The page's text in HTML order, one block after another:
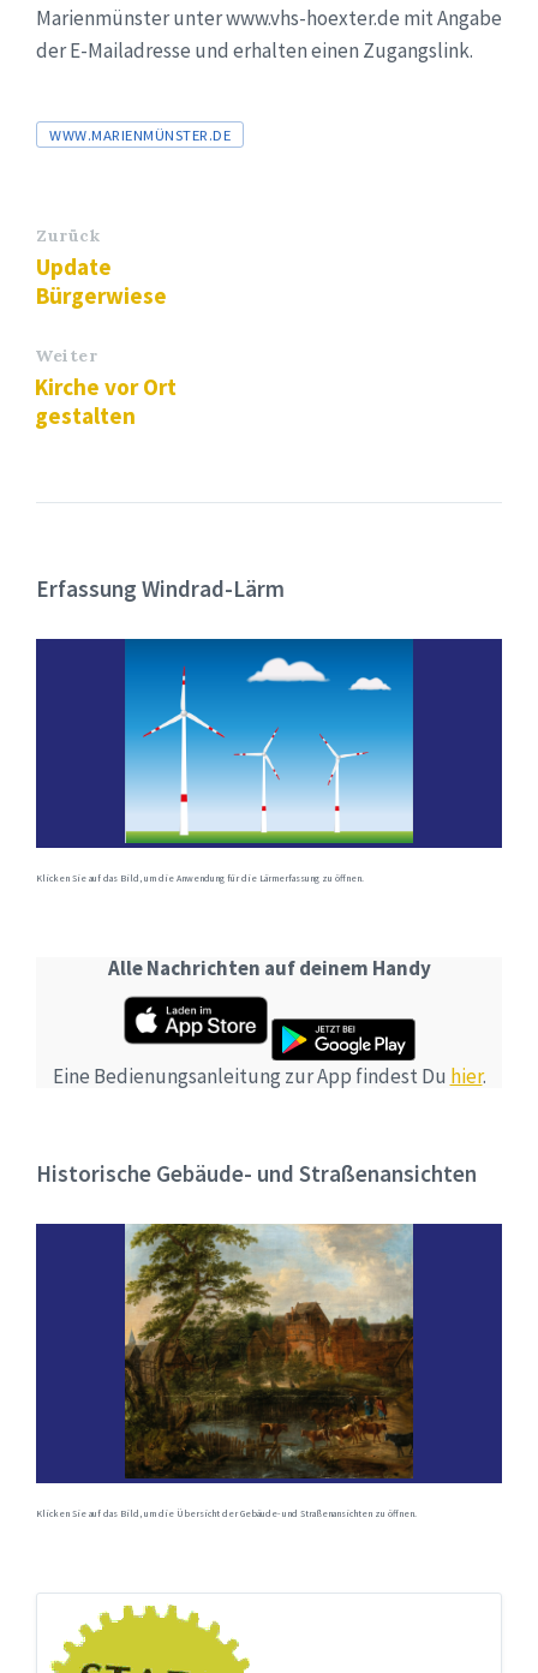
Marienmünster unter www.vhs-hoexter.de mit Angabe
der E-Mailadresse und erhalten einen Zugangslink.
Tags
WWW.MARIENMÜNSTER.DE
Zurück
Update
Bürgerwiese
Weiter
Kirche vor Ort
gestalten
Erfassung Windrad-Lärm
Klicken Sie auf das Bild, um die Anwendung für die Lärmerfassung zu öffnen.
Alle Nachrichten auf deinem Handy
Eine Bedienungsanleitung zur App findest Du hier.
Historische Gebäude- und Straßenansichten
Klicken Sie auf das Bild, um die Übersicht der Gebäude- und Straßenansichten zu öffnen.